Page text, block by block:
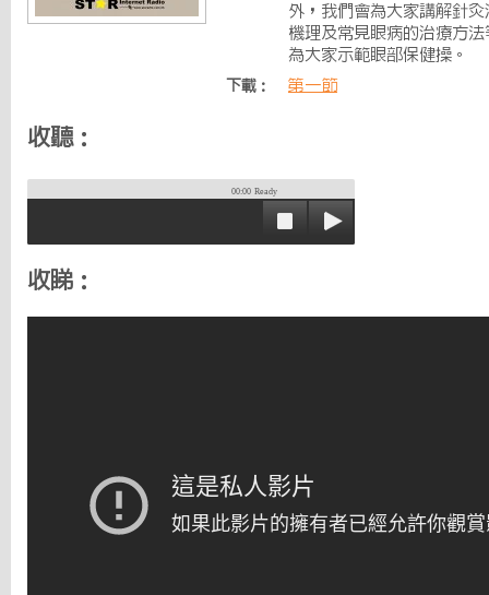
外，我們會為大家講解針
機理及常見眼病的治療方
為大家示範眼部保健操。
下載： 第一節
收聽：
00:00 Ready
收睇：